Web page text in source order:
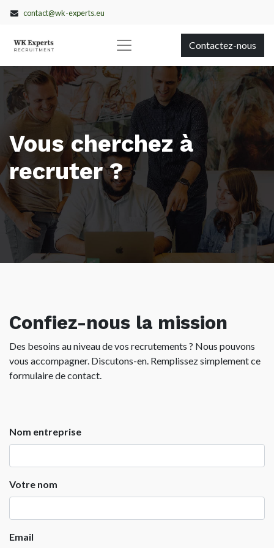
contact@wk-experts.eu
Contactez-nous
Vous cherchez à
recruter ?
Confiez-nous la mission
Des besoins au niveau de vos recrutements ? Nous pouvons
vous accompagner. Discutons-en. Remplissez simplement ce
formulaire de contact.
Nom entreprise
Votre nom
Email